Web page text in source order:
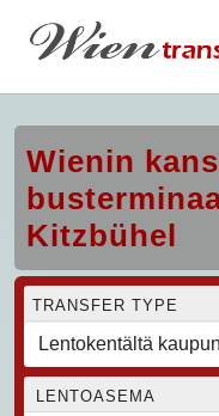
Wienin
Kitzbühel
TRANSFER TYPE
LENTOASEMA